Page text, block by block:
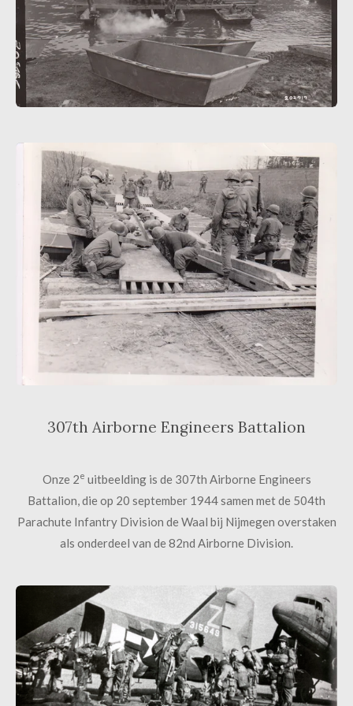
307th Airborne Engineers Battalion
Onze 2e uitbeelding is de 307th Airborne Engineers
Battalion, die op 20 september 1944 samen met de 504th
Parachute Infantry Division de Waal bij Nijmegen overstaken
als onderdeel van de 82nd Airborne Division.